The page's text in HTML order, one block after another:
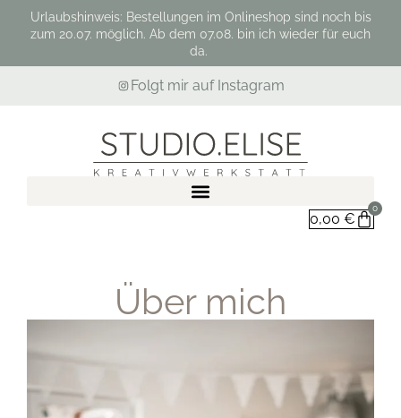
Urlaubshinweis: Bestellungen im Onlineshop sind noch bis
zum 20.07. möglich. Ab dem 07.08. bin ich wieder für euch
da.
Folgt mir auf Instagram
0,00 €
0
Über mich